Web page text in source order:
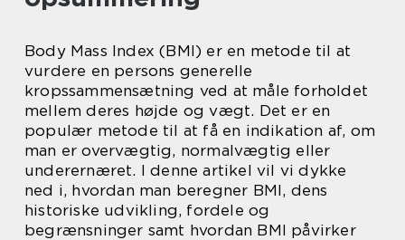
Body Mass Index (BMI) er en metode til at
vurdere en persons generelle
kropssammensætning ved at måle forholdet
mellem deres højde og vægt. Det er en
populær metode til at få en indikation af, om
man er overvægtig, normalvægtig eller
underernæret. I denne artikel vil vi dykke
ned i, hvordan man beregner BMI, dens
historiske udvikling, fordele og
begrænsninger samt hvordan BMI påvirker